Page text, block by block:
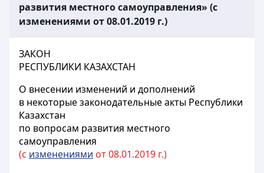
развития местного самоуправления» (с
изменениями от 08.01.2019 г.)
ЗАКОН
РЕСПУБЛИКИ КАЗАХСТАН
О внесении изменений и дополнений
в некоторые законодательные акты Республики
Казахстан
по вопросам развития местного
самоуправления
(с изменениями от 08.01.2019 г.)